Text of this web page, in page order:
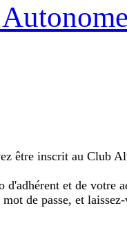
être inscrit au Club
d'adhérent et de votre
de passe, et